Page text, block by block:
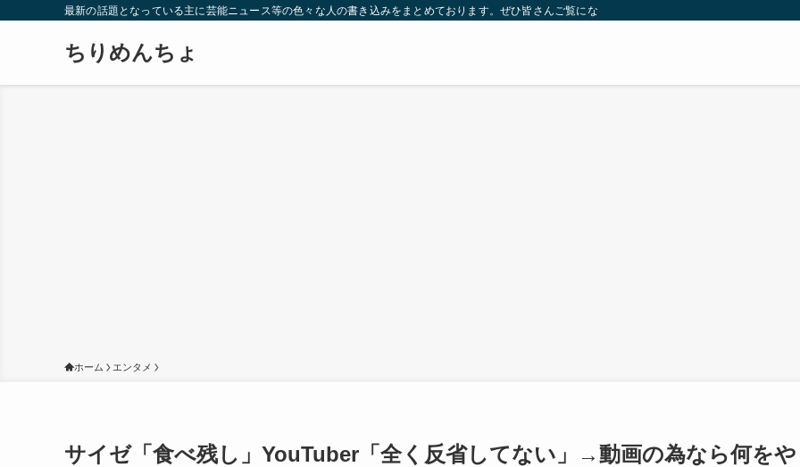
最新の話題となっている主に芸能ニュース等の色々な人の書き込みをまとめております。ぜひ皆さんご覧になっていってください。
ちりめんちょ
ホーム エンタメ
サイゼ「食べ残し」YouTuber「全く反省してない」→動画の為なら何をや